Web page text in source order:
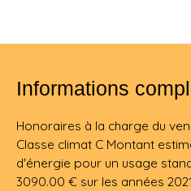
Informations
Honoraires à la charge du
Classe climat C Montant
d'énergie pour un usage
3090.00 € sur les années